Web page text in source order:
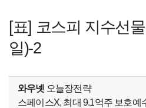
[표] 코스피 지수선
일)-2
와우넷 오늘장전략
스페이스X, 최대 9.1억주 보호예